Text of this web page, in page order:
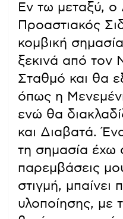
Εν τω μεταξύ, ο
Προαστιακός
κομβική
ξεκινά από τον
Σταθμό και θα
όπως η
ενώ θα
και Διαβατά.
τη σημασία έχω
παρεμβάσεις
στιγμή, μπαίνει
υλοποίησης, με